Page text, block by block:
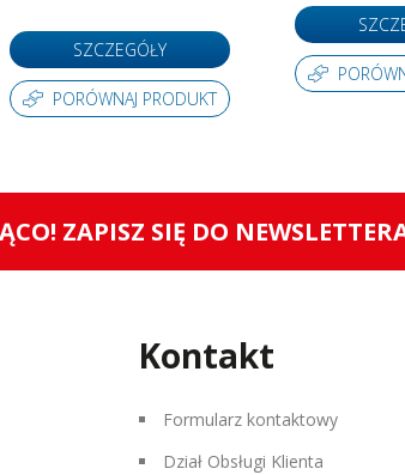
SZCZEGÓŁY
PORÓWNAJ PRODUKT
ZAPISZ SIĘ DO
Kontakt
Formularz kontaktowy
Dział Obsługi Klienta